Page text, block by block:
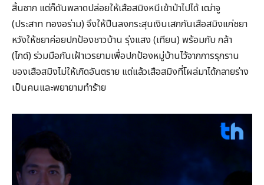
สิ้นซาก แต่ก็ดันพลาดปล่อยให้เสือสมิงหนีเข้าป่าไปได้ เฒ่าจู
(ประสาท ทองอร่าม) จึงให้ปืนลงกระสุนเงินเสกกันเสือสมิงแก่ชยา
หวังให้ชยาค่อยปกป้องชาวบ้าน รุ่งแสง (เทียน) พร้อมกับ กล้า
(ไกด์) ร่วมมือกันเฝ้าเวรยามเพื่อปกป้องหมู่บ้านไว้จากการรุกราน
ของเสือสมิงไม่ให้เกิดอันตราย แต่แล้วเสือสมิงที่โผล่มาได้กลายร่าง
เป็นคนและพยายามทำร้าย